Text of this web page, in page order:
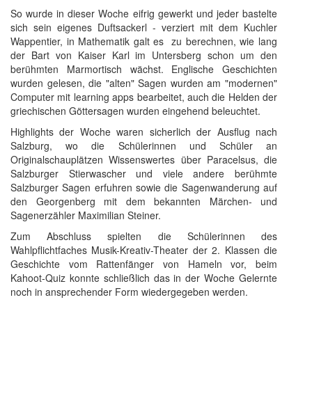
So wurde in dieser Woche eifrig gewerkt und jeder bastelte
sich sein eigenes Duftsackerl - verziert mit dem Kuchler
Wappentier, in Mathematik galt es zu berechnen, wie lang
der Bart von Kaiser Karl im Untersberg schon um den
berühmten Marmortisch wächst. Englische Geschichten
wurden gelesen, die "alten" Sagen wurden am "modernen"
Computer mit learning apps bearbeitet, auch die Helden der
griechischen Göttersagen wurden eingehend beleuchtet.
Highlights der Woche waren sicherlich der Ausflug nach
Salzburg, wo die Schülerinnen und Schüler an
Originalschauplätzen Wissenswertes über Paracelsus, die
Salzburger Stierwascher und viele andere berühmte
Salzburger Sagen erfuhren sowie die Sagenwanderung auf
den Georgenberg mit dem bekannten Märchen- und
Sagenerzähler Maximilian Steiner.
Zum Abschluss spielten die Schülerinnen des
Wahlpflichtfaches Musik-Kreativ-Theater der 2. Klassen die
Geschichte vom Rattenfänger von Hameln vor, beim
Kahoot-Quiz konnte schließlich das in der Woche Gelernte
noch in ansprechender Form wiedergegeben werden.